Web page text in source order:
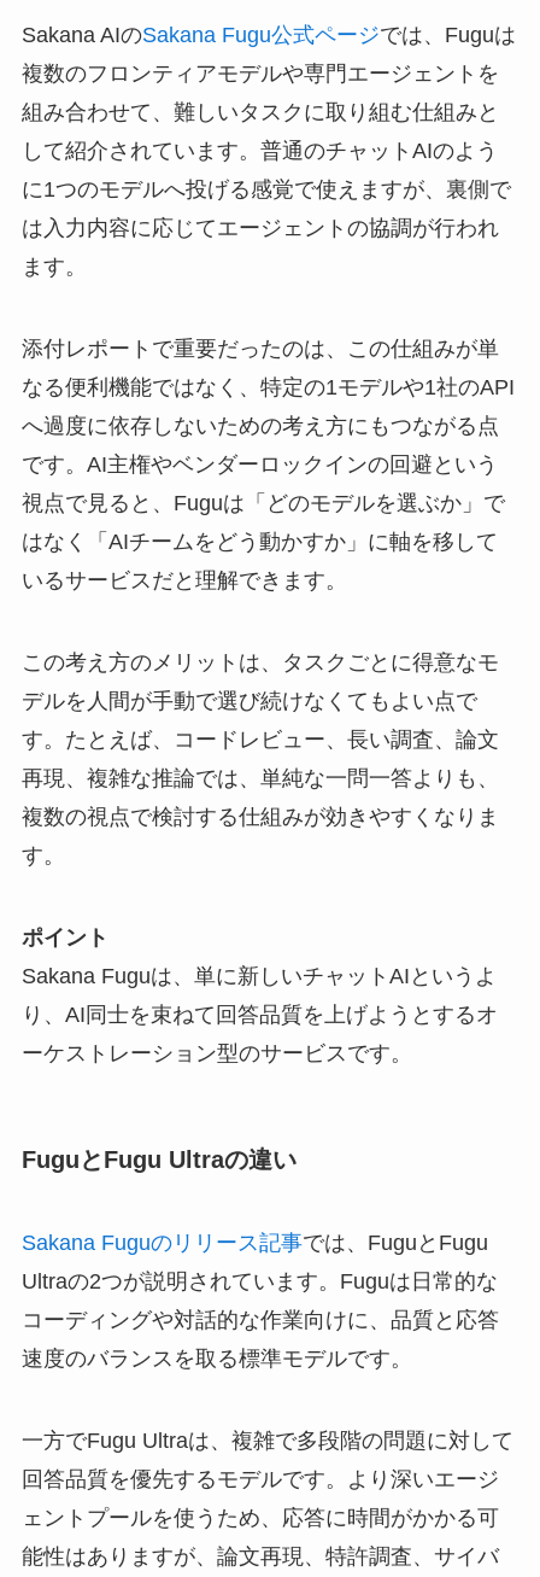
Sakana AIのSakana Fugu公式ページでは、Fuguは
複数のフロンティアモデルや専門エージェントを
組み合わせて、難しいタスクに取り組む仕組みと
して紹介されています。普通のチャットAIのよう
に1つのモデルへ投げる感覚で使えますが、裏側で
は入力内容に応じてエージェントの協調が行われ
ます。
添付レポートで重要だったのは、この仕組みが単
なる便利機能ではなく、特定の1モデルや1社のAPI
へ過度に依存しないための考え方にもつながる点
です。 AI主権やベンダーロックインの回避 という
視点で見ると、Fuguは「どのモデルを選ぶか」で
はなく「AIチームをどう動かすか」に軸を移して
いるサービスだと理解できます。
この考え方のメリットは、タスクごとに得意なモ
デルを人間が手動で選び続けなくてもよい点で
す。たとえば、コードレビュー、長い調査、論文
再現、複雑な推論では、 単純な一問一答よりも、
複数の視点で検討する仕組みが効きやすくなりま
す。
ポイント
Sakana Fuguは、単に新しいチャットAIというよ
り、AI同士を束ねて回答品質を上げようとするオ
ーケストレーション型のサービスです。
FuguとFugu Ultraの違い
Sakana Fuguのリリース記事では、FuguとFugu
Ultraの2つが説明されています。Fuguは日常的な
コーディングや対話的な作業向けに、品質と応答
速度のバランスを取る標準モデルです。
一方でFugu Ultraは、複雑で多段階の問題に対して
回答品質を優先するモデルです。より深いエージ
ェントプールを使うため、応答に時間がかかる可
能性はありますが、論文再現、特許調査、サイバ